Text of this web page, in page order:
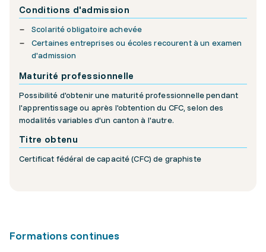
Conditions d'admission
Scolarité obligatoire achevée
Certaines entreprises ou écoles recourent à un examen
d'admission
Maturité professionnelle
Possibilité d'obtenir une maturité professionnelle pendant
l'apprentissage ou après l'obtention du CFC, selon des
modalités variables d'un canton à l'autre.
Titre obtenu
Certificat fédéral de capacité (CFC) de graphiste
Formations continues